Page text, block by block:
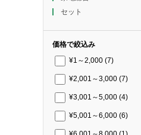
セット
価格で絞込み
¥1～2,000 (7)
¥2,001～3,000 (7)
¥3,001～5,000 (4)
¥5,001～6,000 (6)